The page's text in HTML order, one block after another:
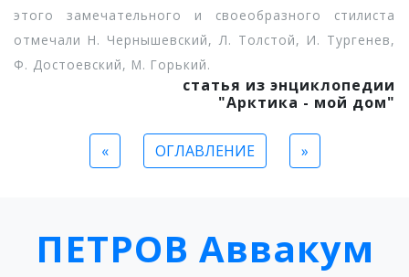
этого замечательного и своеобразного стилиста
отмечали Н. Чернышевский, Л. Толстой, И. Тургенев,
Ф. Достоевский, М. Горький.
статья из энциклопедии
"Арктика - мой дом"
« ОГЛАВЛЕНИЕ »
ПЕТРОВ Аввакум